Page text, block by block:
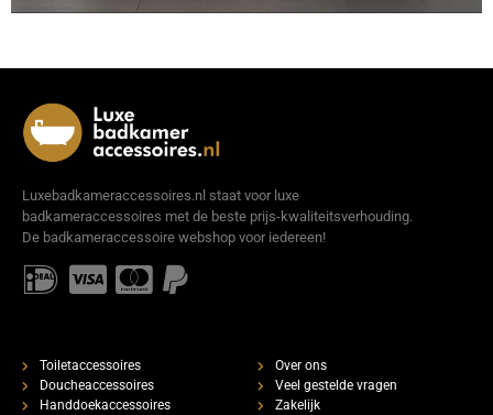
Luxebadkameraccessoires.nl staat voor luxe
badkameraccessoires met de beste prijs-kwaliteitsverhouding.
De badkameraccessoire webshop voor iedereen!
Toiletaccessoires
Doucheaccessoires
Handdoekaccessoires
Over ons
Veel gestelde vragen
Zakelijk